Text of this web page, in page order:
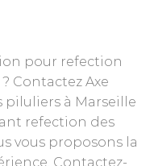
pour refection
Contactez Axe
piluliers à Marseille
refection des
vous proposons la
Contactez-